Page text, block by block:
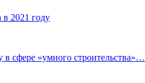
2021 году
сфере «умного строительства»…